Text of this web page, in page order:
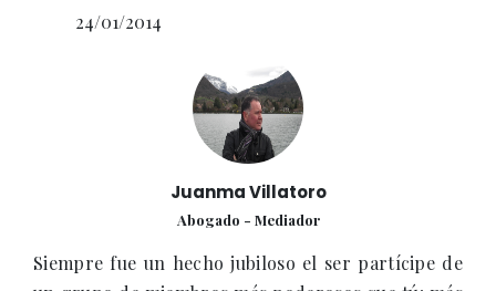
24/01/2014
Juanma Villatoro
Abogado - Mediador
Siempre fue un hecho jubiloso el ser partícipe de